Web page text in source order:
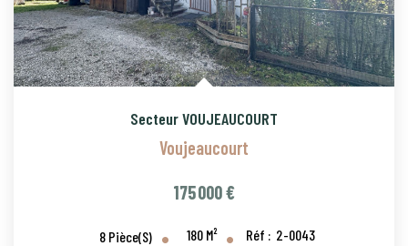
Secteur VOUJEAUCOURT
Voujeaucourt
175 000 €
8 Pièce(s) 180 M² Réf : 2-0043